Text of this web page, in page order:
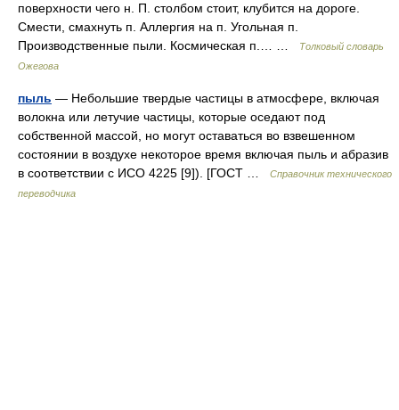
поверхности чего н. П. столбом стоит, клубится на дороге.
Смести, смахнуть п. Аллергия на п. Угольная п.
Производственные пыли. Космическая п.… …
Толковый словарь
Ожегова
пыль — Небольшие твердые частицы в атмосфере, включая
волокна или летучие частицы, которые оседают под
собственной массой, но могут оставаться во взвешенном
состоянии в воздухе некоторое время включая пыль и абразив
в соответствии с ИСО 4225 [9]). [ГОСТ …
Справочник технического
переводчика